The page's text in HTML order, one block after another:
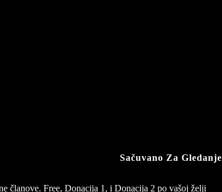
Sačuvano Za Gledanje
članove. Free, Donacija 1, i Donacija 2 po vašoj želji